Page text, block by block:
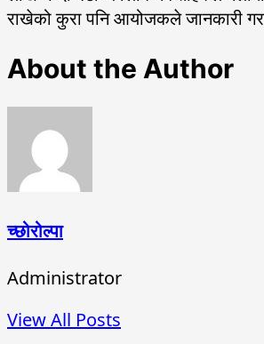
राखेको कुरा पनि आयोजकले जानकारी
About the Author
च्छोरोल्पा
Administrator
View All Posts